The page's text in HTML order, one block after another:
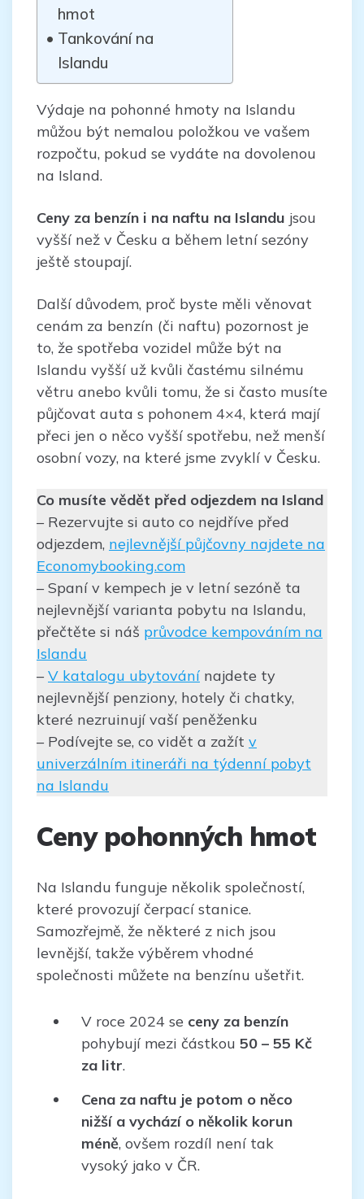
hmot
Tankování na
Islandu
Výdaje na pohonné hmoty na Islandu
můžou být nemalou položkou ve vašem
rozpočtu, pokud se vydáte na dovolenou
na Island.
Ceny za benzín i na naftu na Islandu jsou
vyšší než v Česku a během letní sezóny
ještě stoupají.
Další důvodem, proč byste měli věnovat
cenám za benzín (či naftu) pozornost je
to, že spotřeba vozidel může být na
Islandu vyšší už kvůli častému silnému
větru anebo kvůli tomu, že si často musíte
půjčovat auta s pohonem 4×4, která mají
přeci jen o něco vyšší spotřebu, než menší
osobní vozy, na které jsme zvyklí v Česku.
Co musíte vědět před odjezdem na Island
– Rezervujte si auto co nejdříve před
odjezdem, nejlevnější půjčovny najdete na
Economybooking.com
– Spaní v kempech je v letní sezóně ta
nejlevnější varianta pobytu na Islandu,
přečtěte si náš průvodce kempováním na
Islandu
– V katalogu ubytování najdete ty
nejlevnější penziony, hotely či chatky,
které nezruinují vaší peněženku
– Podívejte se, co vidět a zažít v
univerzálním itineráři na týdenní pobyt
na Islandu
Ceny pohonných hmot
Na Islandu funguje několik společností,
které provozují čerpací stanice.
Samozřejmě, že některé z nich jsou
levnější, takže výběrem vhodné
společnosti můžete na benzínu ušetřit.
V roce 2024 se ceny za benzín
pohybují mezi částkou 50 – 55 Kč
za litr.
Cena za naftu je potom o něco
nižší a vychází o několik korun
méně, ovšem rozdíl není tak
vysoký jako v ČR.